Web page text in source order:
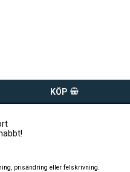
KÖP
prisändring eller felskrivning.